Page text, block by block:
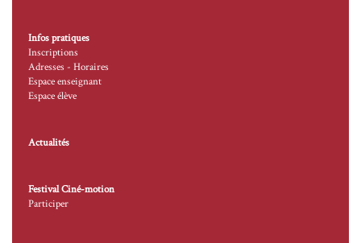
Infos pratiques
Inscriptions
Adresses - Horaires
Espace enseignant
Espace élève
Actualités
Festival Ciné-motion
Participer